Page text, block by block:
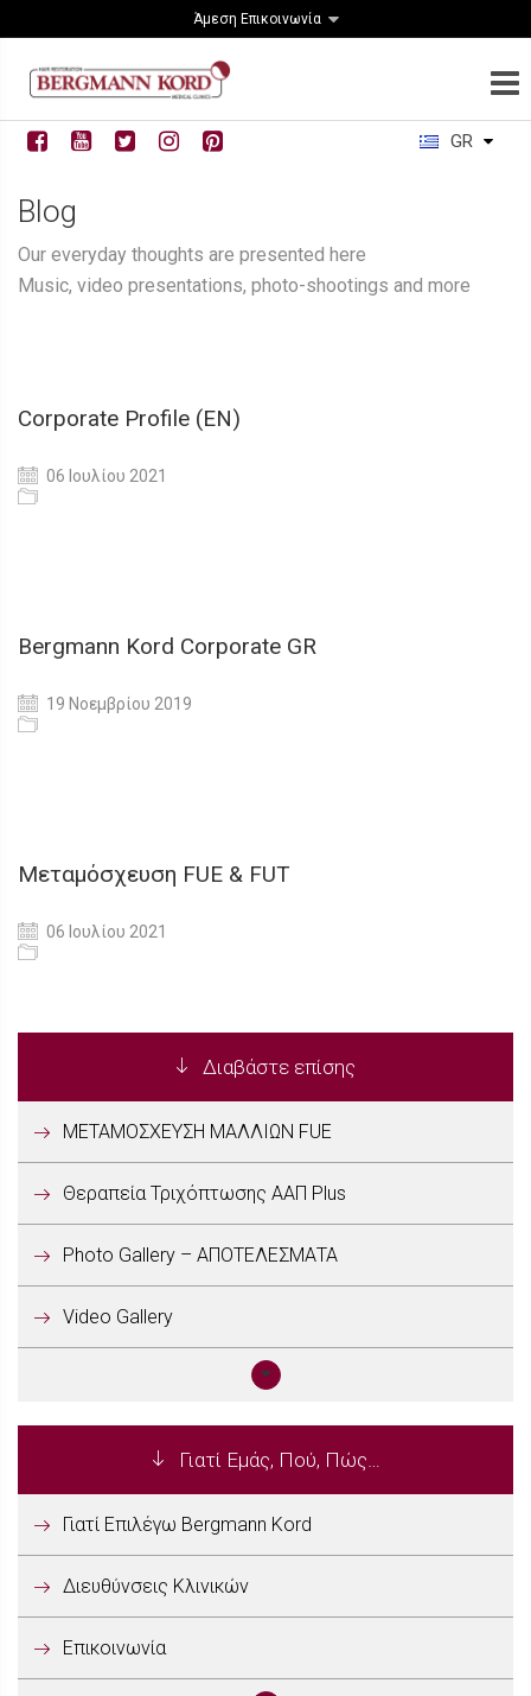
Άμεση Επικοινωνία
GR
Blog
Our everyday thoughts are presented here
Music, video presentations, photo-shootings and more
Corporate Profile (EN)
06 Ιουλίου 2021
Bergmann Kord Corporate GR
19 Νοεμβρίου 2019
Μεταμόσχευση FUE & FUT
06 Ιουλίου 2021
Διαβάστε επίσης
ΜΕΤΑΜΟΣΧΕΥΣΗ ΜΑΛΛΙΩΝ FUE
Θεραπεία Τριχόπτωσης ΑΑΠ Plus
Photo Gallery – ΑΠΟΤΕΛΕΣΜΑΤΑ
Video Gallery
Γιατί Εμάς, Πού, Πώς…
Γιατί Επιλέγω Bergmann Kord
Διευθύνσεις Κλινικών
Επικοινωνία